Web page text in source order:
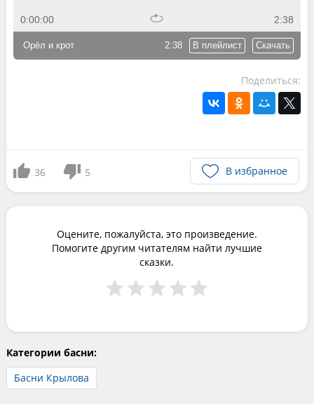
0:00:00 2:38
2:38 В плейлист Скачать
Орёл и крот
Поделиться:
36 5 В избранное
Оцените, пожалуйста, это произведение.
Помогите другим читателям найти лучшие
сказки.
Категории басни:
Басни Крылова